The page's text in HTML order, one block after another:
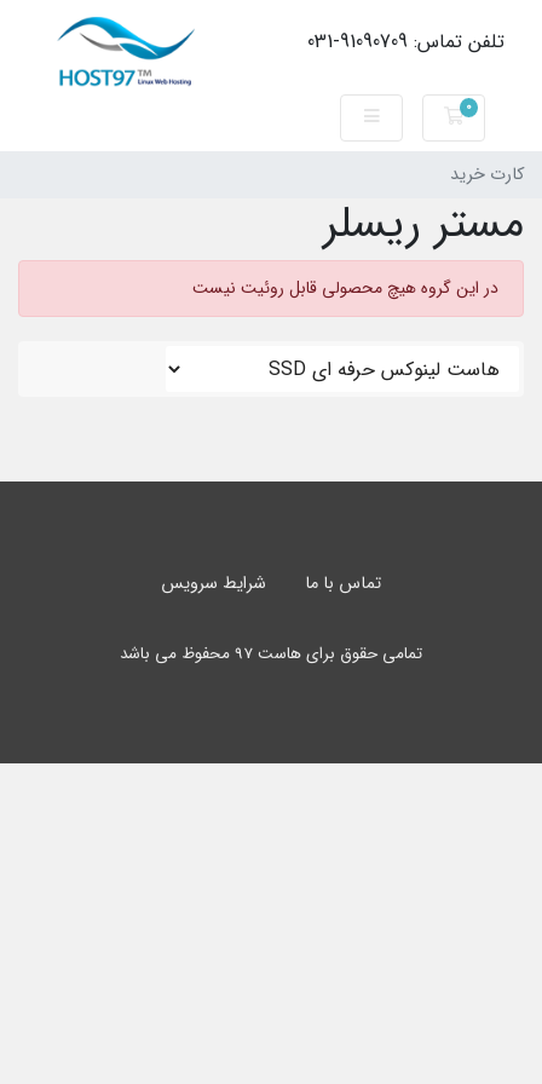
تلفن تماس: 91090709-031
0 کارت خرید
کارت خرید
مستر ریسلر
در این گروه هیچ محصولی قابل روئیت نیست
تماس با ما شرایط سرویس
تمامی حقوق برای هاست 97 محفوظ می باشد